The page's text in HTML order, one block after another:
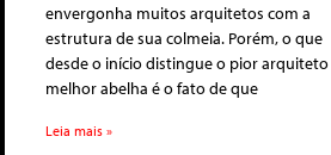
envergonha muitos arquitetos com a
estrutura de sua colmeia. Porém, o que
desde o início distingue o pior arquiteto
melhor abelha é o fato de que
Leia mais »